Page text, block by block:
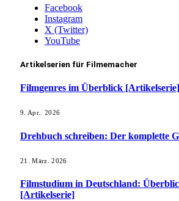
Facebook
Instagram
X (Twitter)
YouTube
Artikelserien für Filmemacher
Filmgenres im Überblick [Artikelserie]
9. Apr.. 2026
Drehbuch schreiben: Der komplette
21. März. 2026
Filmstudium in Deutschland:
[Artikelserie]